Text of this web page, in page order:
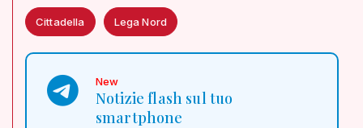
Cittadella Lega Nord
New
Notizie flash sul tuo
smartphone